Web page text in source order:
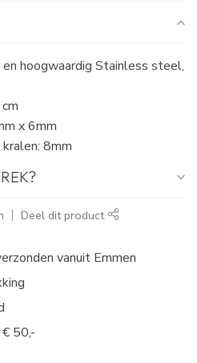
hoogwaardig Stainless steel,
x 6mm
8mm
Deel dit product
vanuit Emmen
50,-